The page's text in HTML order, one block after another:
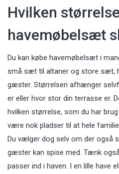
Hvilken størrelse
havemøbelsæt
Du kan købe havemøbelsæt i
små sæt til altaner og store sæt,
gæster. Størrelsen afhænger
er eller hvor stor din terrasse er.
hvilken størrelse, som du har
være nok pladser til at hele
Du vælger dog selv om der også
gæster kan spise med. Tænk
passer ind i haven. I en lille have